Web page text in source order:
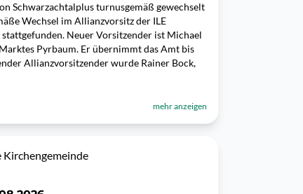
Schwarzachtalplus turnusgemäß gewechselt
Wechsel im Allianzvorsitz der ILE
Neuer Vorsitzender ist Michael
Pyrbaum. Er übernimmt das Amt bis
Allianzvorsitzender wurde Rainer Bock,
mehr anzeigen
Kirchengemeinde